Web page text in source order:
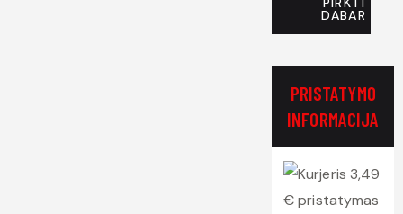
DABAR
PRISTATYMO
INFORMACIJA
3,49
€ pristatymas